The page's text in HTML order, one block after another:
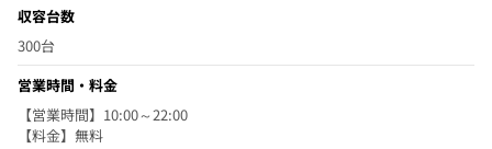
収容台数
300台
営業時間・料金
【営業時間】10:00～22:00
【料金】無料